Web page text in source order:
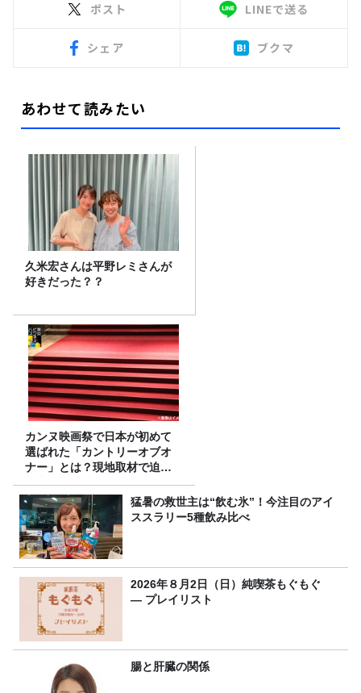
ポスト LINEで送る
シェア ブクマ
あわせて読みたい
久米宏さんは平野レミさんが
好きだった？？
カンヌ映画祭で日本が初めて
選ばれた「カントリーオブオ
ナー」とは？現地取材で迫る
選出の意味
猛暑の救世主は“飲む氷”！今注目のアイ
ススラリー5種飲み比べ
2026年８月2日（日）純喫茶もぐもぐ
― プレイリスト
腸と肝臓の関係